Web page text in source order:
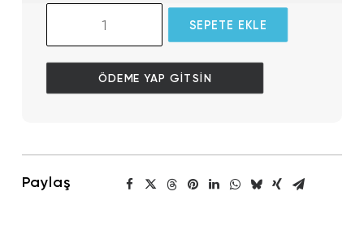
SEPETE EKLE
ÖDEME YAP GITSIN
Paylaş